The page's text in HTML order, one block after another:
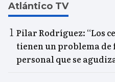
Atlántico TV
Pilar Rodríguez: “Los
tienen un problema de
personal que se